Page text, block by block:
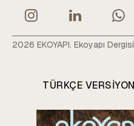
2026 EKOYAPI. Ekoyapı
TÜRKÇE